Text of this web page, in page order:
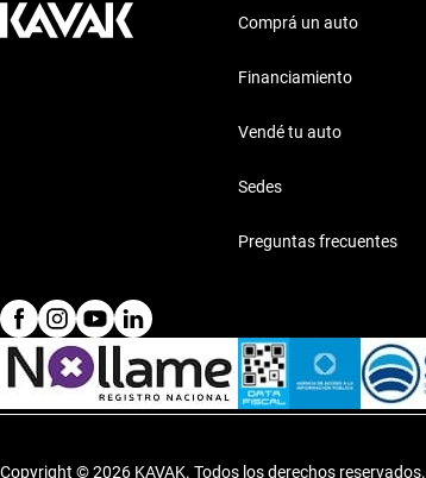
Comprá un auto
Financiamiento
Vendé tu auto
Sedes
Preguntas frecuentes
Copyright © 2026 KAVAK. Todos los derechos reservados.